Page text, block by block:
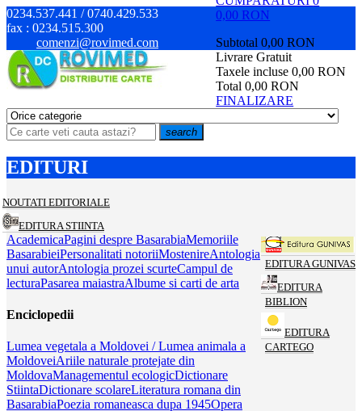
0234.537.441 / 0740.429.533
fax : 0234.515.300
comenzi@rovimed.com
0,00 RON
Subtotal 0,00 RON
Livrare Gratuit
Taxele incluse 0,00 RON
Total 0,00 RON
FINALIZARE
search
EDITURI
NOUTATI EDITORIALE
EDITURA STIINTA
AcademicaPagini despre BasarabiaMemoriile
BasarabieiPersonalitati notoriiMostenireAntologia
unui autorAntologia prozei scurteCampul de
lecturaPasarea maiastraAlbume si carti de arta
Enciclopedii
Lumea vegetala a Moldovei / Lumea animala a
MoldoveiAriile naturale protejate din
MoldovaManagementul ecologicDictionare
StiintaDictionare scolareLiteratura romana din
BasarabiaPoezia romaneasca dupa 1945Opera
EDITURA GUNIVAS
EDITURA
BIBLION
EDITURA
CARTEGO